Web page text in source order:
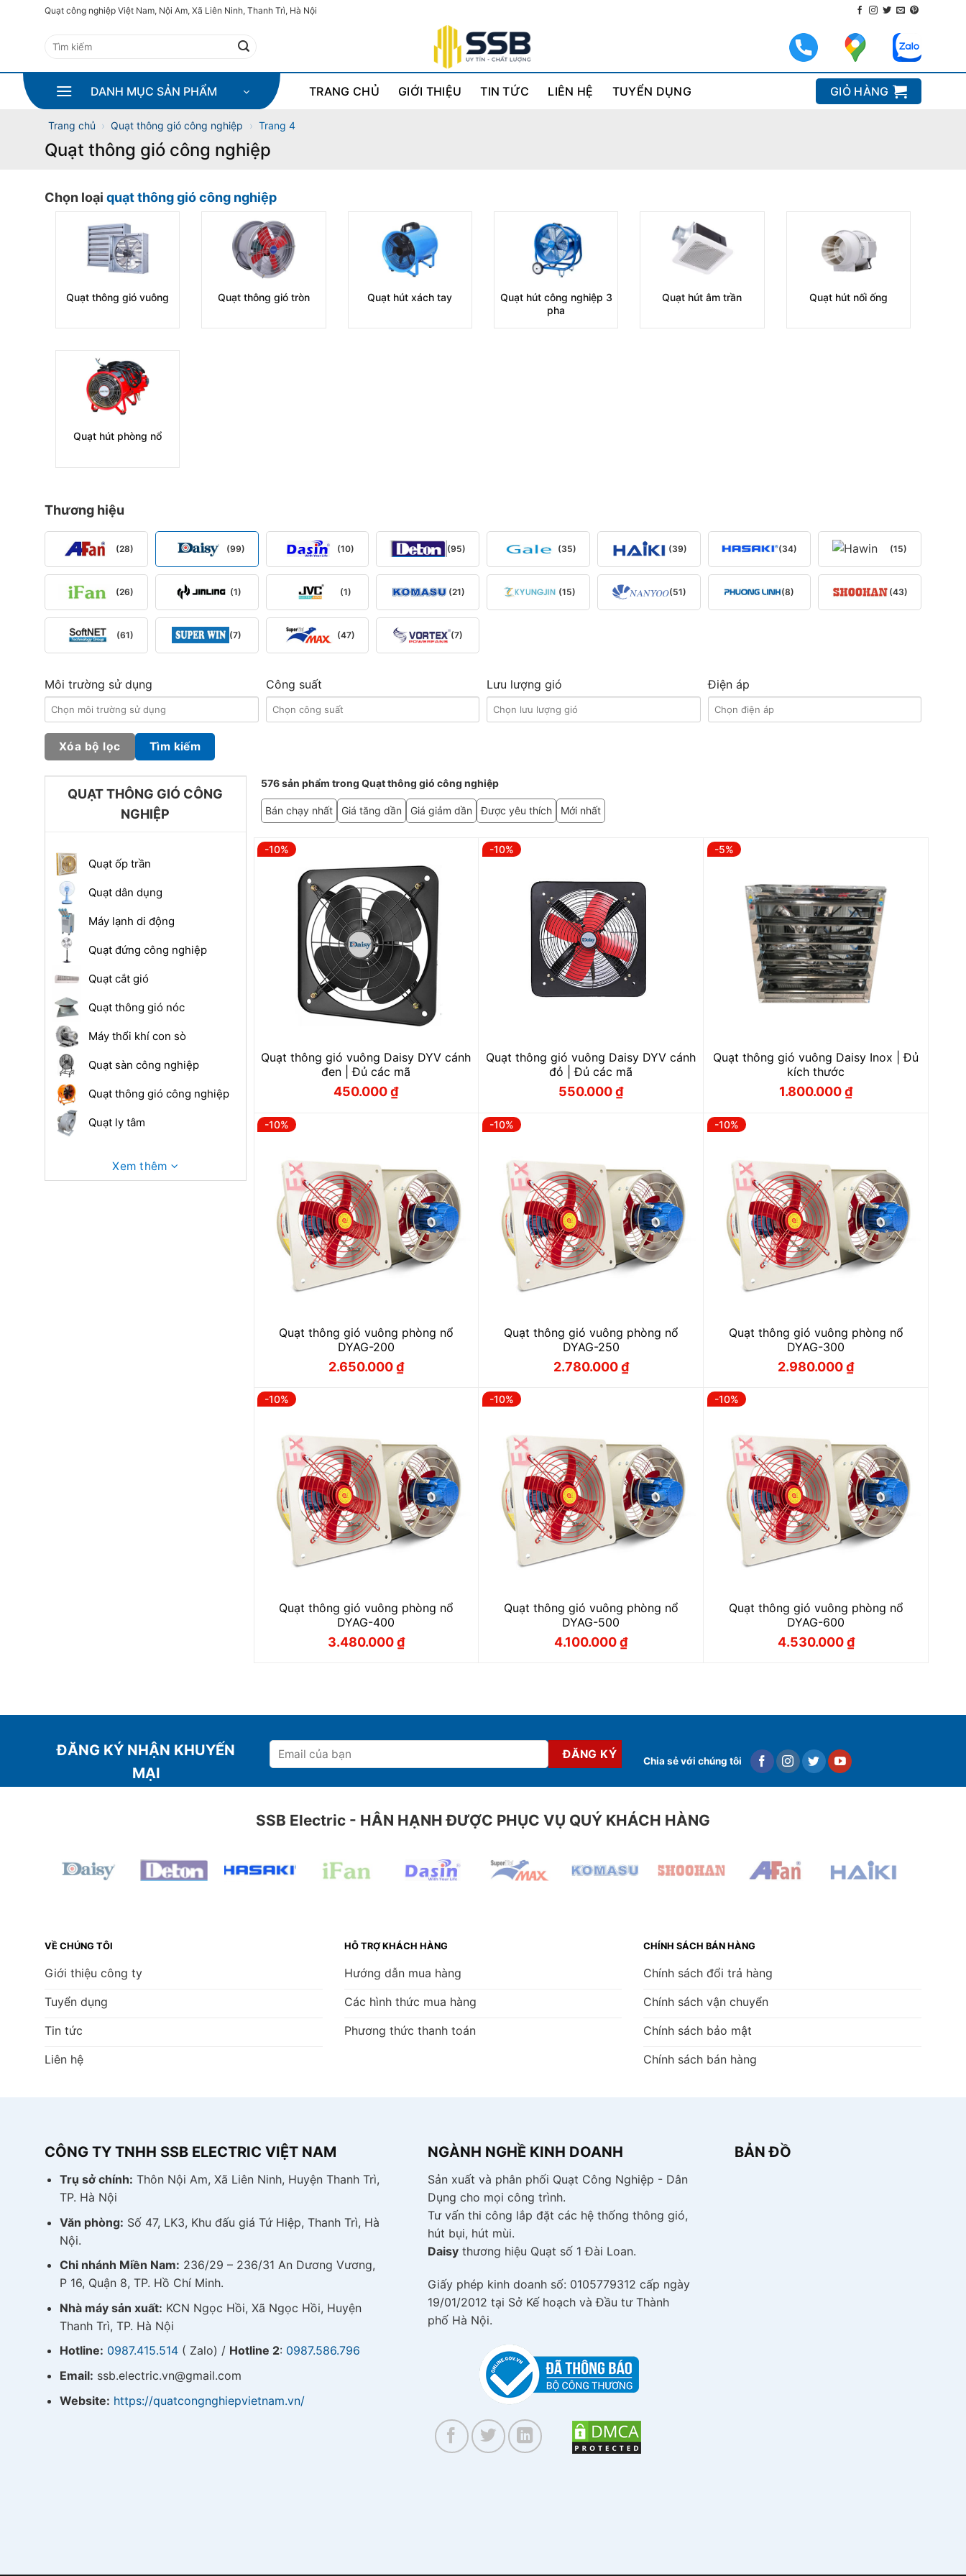
Quạt công nghiệp Việt Nam, Nội Am, Xã Liên Ninh, Thanh Trì, Hà Nội
Tìm
DANH MỤC SẢN PHẨM TRANG CHỦ GIỚI THIỆU TIN TỨC LIÊN HỆ TUYỂN DỤNG GIỎ HÀNG
Quạt thông gió công nghiệp
Trang chủ › Quạt thông gió công nghiệp › Trang 4
Chọn loại quạt thông gió công nghiệp
Quạt thông gió vuông Quạt thông gió tròn Quạt hút xách tay
Quạt hút công nghiệp 3
pha
Quạt hút âm trần Quạt hút nối ống
Quạt hút phòng nổ
Thương hiệu
(28) (99) (10) (95) (35) (39) (34) (15)
(26) (1) (1) (21) (15) (51) (8) (43)
(61) (7) (47) (7)
Môi trường sử dụng Công suất Lưu lượng gió Điện áp
Xóa bộ lọc Tìm kiếm
QUẠT THÔNG GIÓ CÔNG
NGHIỆP
Quạt ốp trần
Quạt dân dụng
Máy lạnh di động
Quạt đứng công nghiệp
Quạt cắt gió
Quạt thông gió nóc
Máy thổi khí con sò
Quạt sàn công nghiệp
Quạt thông gió công nghiệp
Quạt ly tâm
Xem thêm
576 sản phẩm trong Quạt thông gió công nghiệp
Bán chạy nhất Giá tăng dần Giá giảm dần Được yêu thích Mới nhất
-10%
Quạt thông gió vuông Daisy DYV cánh
đen | Đủ các mã
Giá
450.000₫
Giá
-10%
Quạt thông gió vuông Daisy DYV cánh
đỏ | Đủ các mã
Giá
550.000₫
Giá
-5%
Quạt thông gió vuông Daisy Inox | Đủ
kích thước
Giá
1.800.000₫
Giá
-10%
Quạt thông gió vuông phòng nổ
DYAG-200
Giá
2.650.000₫
Giá
-10%
Quạt thông gió vuông phòng nổ
DYAG-250
Giá
2.780.000₫
Giá
-10%
Quạt thông gió vuông phòng nổ
DYAG-300
Giá
2.980.000₫
Giá
-10%
Quạt thông gió vuông phòng nổ
DYAG-400
Giá
3.480.000₫
Giá
-10%
Quạt thông gió vuông phòng nổ
DYAG-500
Giá
4.100.000₫
Giá
-10%
Quạt thông gió vuông phòng nổ
DYAG-600
Giá
4.530.000₫
Giá
ĐĂNG KÝ NHẬN KHUYẾN
MẠI
Chia sẻ với chúng tôi
SSB Electric - HÂN HẠNH ĐƯỢC PHỤC VỤ QUÝ KHÁCH HÀNG
VỀ CHÚNG TÔI
Giới thiệu công ty
Tuyển dụng
Tin tức
Liên hệ
HỖ TRỢ KHÁCH HÀNG
Hướng dẫn mua hàng
Các hình thức mua hàng
Phương thức thanh toán
CHÍNH SÁCH BÁN HÀNG
Chính sách đổi trả hàng
Chính sách vận chuyển
Chính sách bảo mật
Chính sách bán hàng
CÔNG TY TNHH SSB ELECTRIC VIỆT NAM
Trụ sở chính: Thôn Nội Am, Xã Liên Ninh, Huyện Thanh Trì,
TP. Hà Nội
Văn phòng: Số 47, LK3, Khu đấu giá Tứ Hiệp, Thanh Trì, Hà
Nội.
Chi nhánh Miền Nam: 236/29 – 236/31 An Dương Vương,
P 16, Quận 8, TP. Hồ Chí Minh.
Nhà máy sản xuất: KCN Ngọc Hồi, Xã Ngọc Hồi, Huyện
Thanh Trì, TP. Hà Nội
Hotline: 0987.415.514( Zalo) / Hotline 2: 0987.586.796
Email: ssb.electric.vn@gmail.com
Website: https://quatcongnghiepvietnam.vn/
NGÀNH NGHỀ KINH DOANH
Sản xuất và phân phối Quạt Công Nghiệp - Dân
Dụng cho mọi công trình.
Tư vấn thi công lắp đặt các hệ thống thông gió,
hút bụi, hút mùi.
Daisy thương hiệu Quạt số 1 Đài Loan.
Giấy phép kinh doanh số: 0105779312 cấp ngày
19/01/2012 tại Sở Kế hoạch và Đầu tư Thành
phố Hà Nội.
BẢN ĐỒ